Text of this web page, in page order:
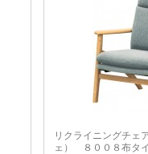
リクライニングチ
ェ） ８００８布タ